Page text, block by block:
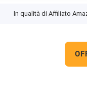
In qualità di Affiliato